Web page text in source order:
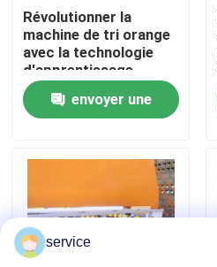
Visite d'usine
Contrôle de qualité
Nouvelles
Trieuse de dates
Révolutionner la
machine de tri orange
avec la technologie
d'apprentissage
profond de l'IA
envoyer une
service